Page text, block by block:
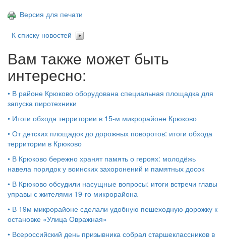
Версия для печати
К списку новостей
Вам также может быть
интересно:
• В районе Крюково оборудована специальная площадка для
запуска пиротехники
• Итоги обхода территории в 15‑м микрорайоне Крюково
• От детских площадок до дорожных поворотов: итоги обхода
территории в Крюково
• В Крюково бережно хранят память о героях: молодёжь
навела порядок у воинских захоронений и памятных досок
• В Крюково обсудили насущные вопросы: итоги встречи главы
управы с жителями 19‑го микрорайона
• В 19м микрорайоне сделали удобную пешеходную дорожку к
остановке «Улица Овражная»
• Всероссийский день призывника собрал старшеклассников в